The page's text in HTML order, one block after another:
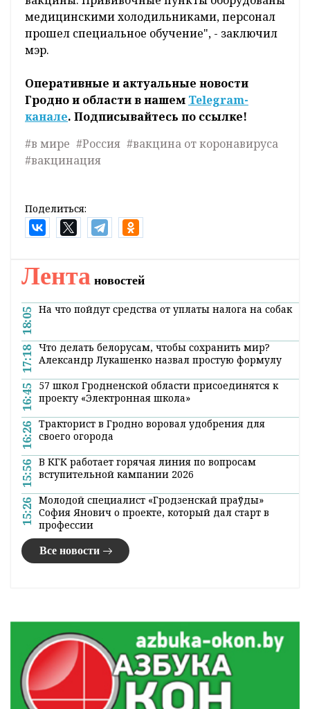
медицинскими холодильниками, персонал
прошел специальное обучение", - заключил
мэр.
Оперативные и актуальные новости
Гродно и области в нашем Telegram-
канале. Подписывайтесь по ссылке!
#в мире #Россия #вакцина от коронавируса
#вакцинация
Поделиться:
Лента новостей
18:05 На что пойдут средства от уплаты налога на собак
17:18 Что делать белорусам, чтобы сохранить мир?
Александр Лукашенко назвал простую формулу
16:45
57 школ Гродненской области присоединятся к
проекту «Электронная школа»
16:26 Тракторист в Гродно воровал удобрения для
своего огорода
15:56 В КГК работает горячая линия по вопросам
вступительной кампании 2026
15:26 Молодой специалист «Гродзенскай праўды»
София Янович о проекте, который дал старт в
профессии
Все новости